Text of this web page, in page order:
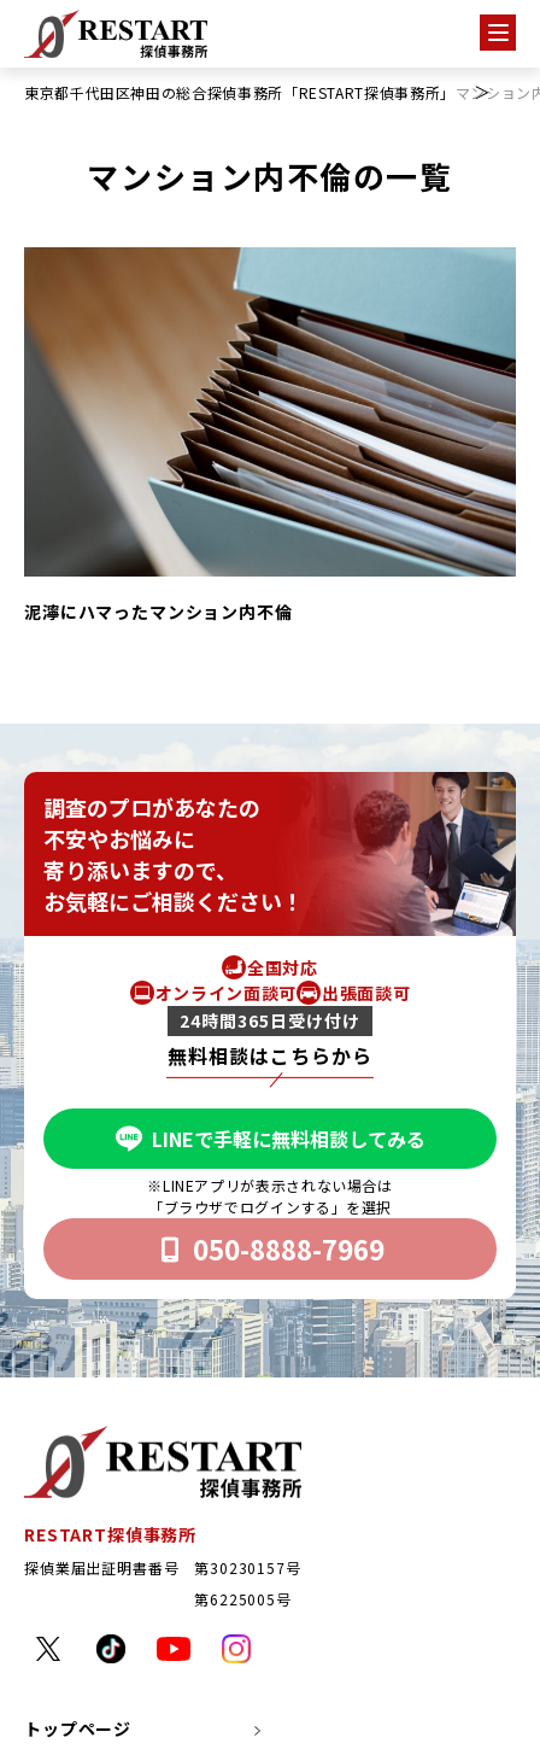
東京都千代田区神田の総合探偵事務所「RESTART探偵事務所」 マンション
マンション内不倫の一覧
泥濘にハマったマンション内不倫
調査のプロがあなたの
不安やお悩みに
寄り添いますので、
お気軽にご相談ください！
全国対応
オンライン面談可
出張面談可
24時間365日受け付け
無料相談はこちらから
LINEで手軽に無料相談してみる
※LINEアプリが表示されない場合は
「ブラウザでログインする」を選択
050-8888-7969
RESTART探偵事務所
探偵業届出証明書番号 第30230157号
第6225005号
トップページ